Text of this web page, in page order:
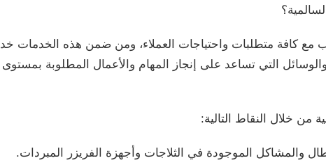
مع كافة متطلبات واحتياجات العملاء، ومن ضمن هذه الخدمات
والوسائل التي تساعد على إنجاز المهام والأعمال المطلوبة
من خلال النقاط التالية:
الموجودة في الثلاجات وأجهزة الفريزر المبردات.